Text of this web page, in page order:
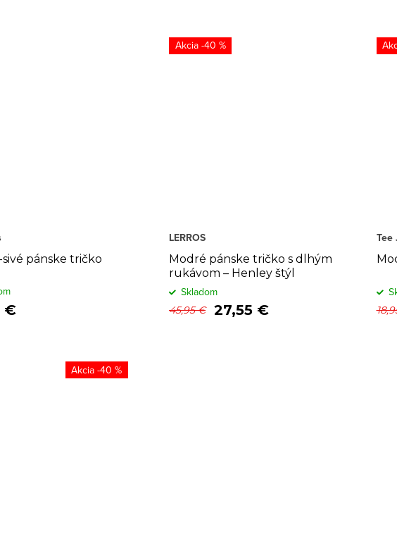
pánske tričko
€
-40 %
Modré pánske tričko s dlhým
rukávom – Henley štýl
LERROS
45,95 € 27,55 €
Skladom
Tee
-40 %